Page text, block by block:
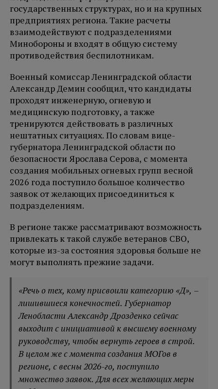
государственных структурах, но и на крупных
предприятиях региона. Такие расчеты
взаимодействуют с подразделениями
Минобороны и входят в общую систему
противодействия беспилотникам.
Военный комиссар Ленинградской области
Александр Демин сообщил, что кандидаты
проходят инженерную, огневую и
медицинскую подготовку, а также
тренируются действовать в различных
нештатных ситуациях. По словам вице-
губернатора Ленинградской области по
безопасности Ярослава Серова, с момента
создания мобильных огневых групп весной
2026 года поступило большое количество
заявок от желающих присоединиться к
подразделениям.
В регионе также рассматривают возможность
привлекать к такой службе ветеранов СВО,
которые из-за состояния здоровья больше не
могут выполнять прежние задачи.
«Речь о тех, кому присвоили категорию «Д», –
лишившиеся конечностей. Губернатор
Ленобласти Александр Дрозденко сейчас
выходит с инициативой к высшему военному
руководству, чтобы вернуть героев в строй.
В целом же с момента создания МОГов в
регионе, с весны 2026-го, поступило
множество заявок. Для всех желающих меры